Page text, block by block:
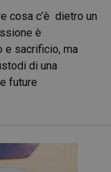
cosa c’è dietro un
è
e sacrificio, ma
di una
future